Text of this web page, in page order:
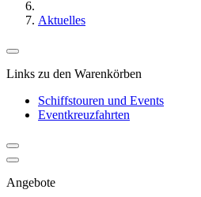
Aktuelles
Links zu den Warenkörben
Schiffstouren und Events
Eventkreuzfahrten
Angebote